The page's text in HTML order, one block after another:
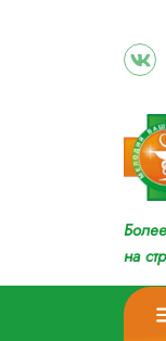
Более
на